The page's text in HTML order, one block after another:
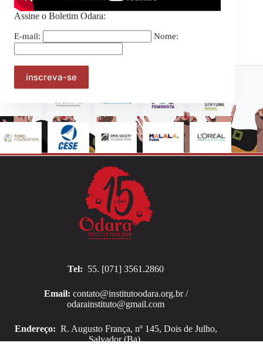
Assine o Boletim Odara:
E-mail: Nome:
Idealização e criação do Odara
Tel: 55. [071] 3561.2860
Email: contato@institutoodara.org.br /
odarainstituto@gmail.com
Endereço: R. Augusto França, nº 145, Dois de Julho,
Salvador (Ba).